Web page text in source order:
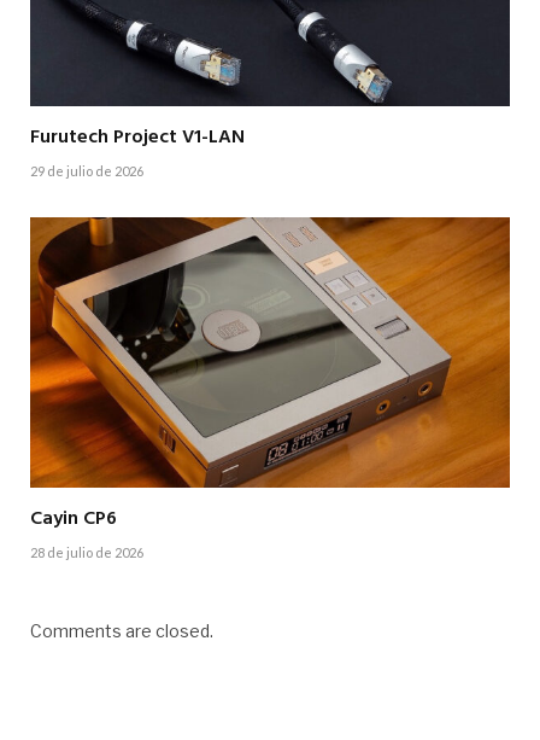
Furutech Project V1-LAN
29 de julio de 2026
Cayin CP6
28 de julio de 2026
Comments are closed.